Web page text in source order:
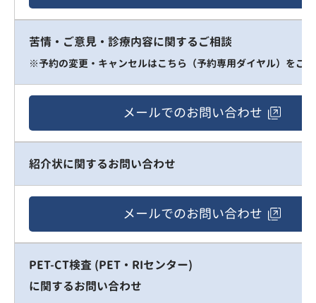
苦情・ご意見・診療内容に関するご相談
※予約の変更・キャンセルはこちら（予約専用ダイヤル）をご
メールでのお問い合わせ
紹介状に関するお問い合わせ
メールでのお問い合わせ
PET-CT検査 (PET・RIセンター)
に関するお問い合わせ